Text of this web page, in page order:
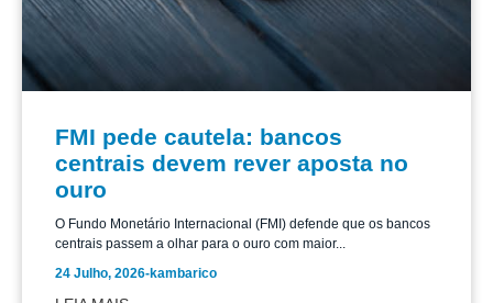
FMI pede cautela: bancos
centrais devem rever aposta no
ouro
O Fundo Monetário Internacional (FMI) defende que os bancos
centrais passem a olhar para o ouro com maior...
24 Julho, 2026-kambarico